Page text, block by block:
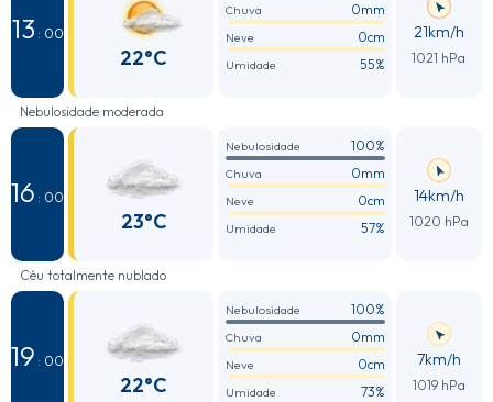
13 : 00
22°C
Chuva 0mm
Neve 0cm
Umidade 55%
21km/h
1021 hPa
Nebulosidade moderada
16 : 00
23°C
Nebulosidade 100%
Chuva 0mm
Neve 0cm
Umidade 57%
14km/h
1020 hPa
Céu totalmente nublado
19 : 00
22°C
Nebulosidade 100%
Chuva 0mm
Neve 0cm
Umidade 73%
7km/h
1019 hPa